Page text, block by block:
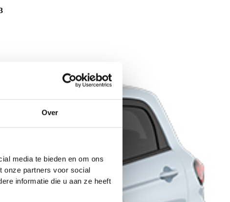
Over
media te bieden en om ons
onze partners voor social
informatie die u aan ze heeft